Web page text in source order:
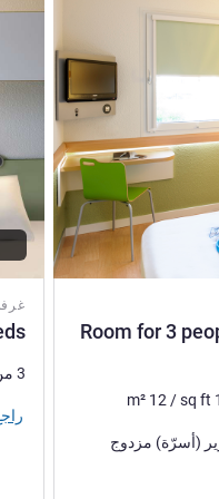
Room for 3
m² 12/sq ft
3 من الأشخاص كحد أقصى